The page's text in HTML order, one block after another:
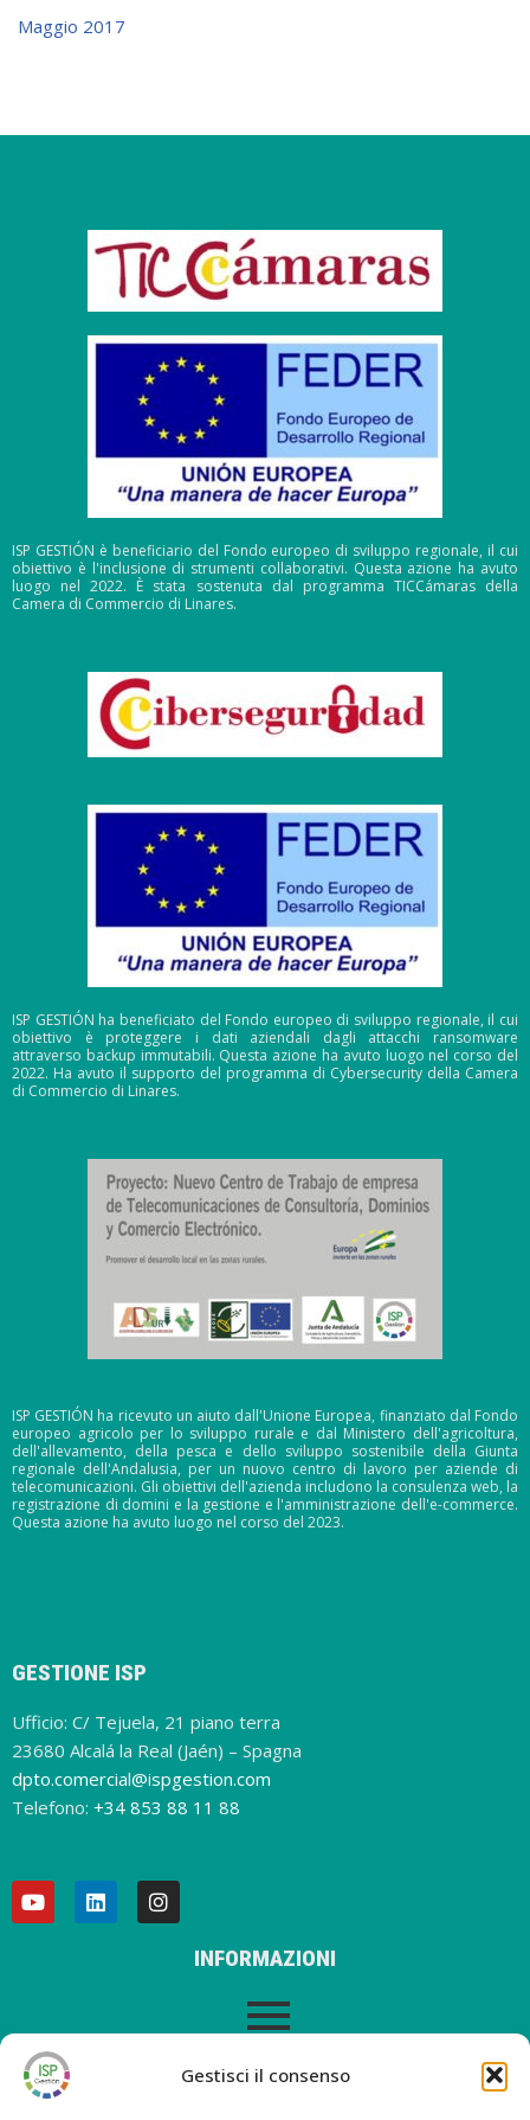
Gestisci il consenso
Maggio 2017
ISP GESTIÓN è beneficiario del Fondo europeo di sviluppo regionale, il cui
obiettivo è l'inclusione di strumenti collaborativi. Questa azione ha avuto
luogo nel 2022. È stata sostenuta dal programma TICCámaras della
Camera di Commercio di Linares.
ISP GESTIÓN ha beneficiato del Fondo europeo di sviluppo regionale, il cui
obiettivo è proteggere i dati aziendali dagli attacchi ransomware
attraverso backup immutabili. Questa azione ha avuto luogo nel corso del
2022. Ha avuto il supporto del programma di Cybersecurity della Camera
di Commercio di Linares.
ISP GESTIÓN ha ricevuto un aiuto dall'Unione Europea, finanziato dal Fondo
europeo agricolo per lo sviluppo rurale e dal Ministero dell'agricoltura,
dell'allevamento, della pesca e dello sviluppo sostenibile della Giunta
regionale dell'Andalusia, per un nuovo centro di lavoro per aziende di
telecomunicazioni. Gli obiettivi dell'azienda includono la consulenza web, la
registrazione di domini e la gestione e l'amministrazione dell'e-commerce.
Questa azione ha avuto luogo nel corso del 2023.
GESTIONE ISP
Ufficio: C/ Tejuela, 21 piano terra
23680 Alcalá la Real (Jaén) – Spagna
dpto.comercial@ispgestion.com
Telefono: +34 853 88 11 88
INFORMAZIONI
AVVISO LEGALE